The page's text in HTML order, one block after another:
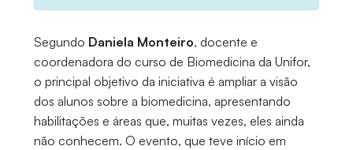
Segundo Daniela Monteiro, docente e
coordenadora do curso de Biomedicina da Unifor,
o principal objetivo da iniciativa é ampliar a visão
dos alunos sobre a biomedicina, apresentando
habilitações e áreas que, muitas vezes, eles ainda
não conhecem. O evento, que teve início em